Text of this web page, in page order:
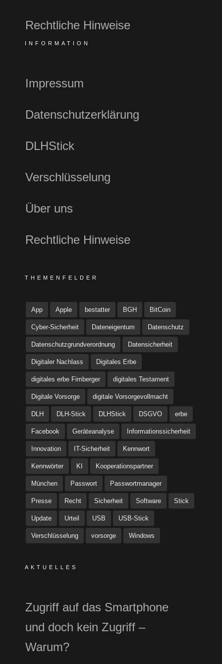
Rechtliche Hinweise
INFORMATION
Impressum
Datenschutzerklärung
DLHStick
Verschlüsselung
Über uns
Rechtliche Hinweise
THEMENFELDER
App Apple bestatter BGH BitCoin
Cyber-Sicherheit Dateneigentum Datenschutz
Datenschutzgrundverordnung Datensicherheit
Digitaler Nachlass Digitales Erbe
digitales erbe Fimberger digitales Testament
Digitale Vorsorge digitale Vorsorgevollmacht
DLH DLH-Stick DLHStick DSGVO erbe
Facebook Geräteanalyse Informationssicherheit
Innovation IT-Sicherheit Kennwort
Kennwörter KI Kooperationspartner
München Passwort Passwortmanager
Presse Recht Sicherheit Software Stick
Update Urteil USB USB-Stick
Verschlüsselung vorsorge Windows
AKTUELLES
Zugriff auf das Smartphone
und doch kein Zugriff –
Warum?